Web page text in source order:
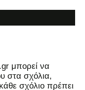
μπορεί να
στα σχόλια,
σχόλιο πρέπει